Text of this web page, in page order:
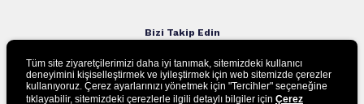
Bizi Takip Edin
UYGULAMAMIZI İNDİRİN
Tüm site ziyaretçilerimizi daha iyi tanımak, sitemizdeki kullanıcı
deneyimini kişiselleştirmek ve iyileştirmek için web sitemizde çerezler
kullanıyoruz. Çerez ayarlarınızı yönetmek için "Tercihler" seçeneğine
tıklayabilir, sitemizdeki çerezlerle ilgili detaylı bilgiler için Çerez